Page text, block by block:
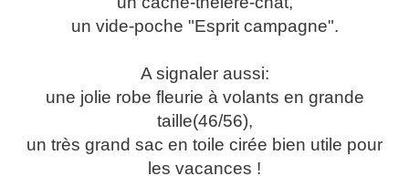
un vide-poche "Esprit campagne".
A signaler aussi:
une jolie robe fleurie à volants en grande
taille(46/56),
un très grand sac en toile cirée bien utile pour
les vacances !